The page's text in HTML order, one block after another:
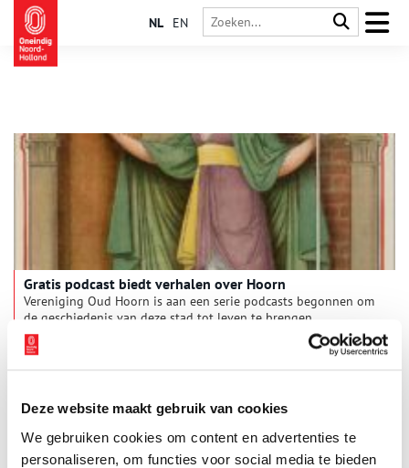
Deze website maakt gebruik van cookies
We gebruiken cookies om content en advertenties te
personaliseren, om functies voor social media te bieden
NL EN
Gratis podcast biedt verhalen over Hoorn
Vereniging Oud Hoorn is aan een serie podcasts begonnen om
de geschiedenis van deze stad tot leven te brengen.